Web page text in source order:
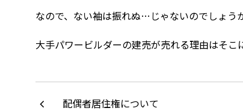
なので、ない袖は振れぬ…じゃないのでしょう
大手パワービルダーの建売が売れる理由はそこ
配偶者居住権について